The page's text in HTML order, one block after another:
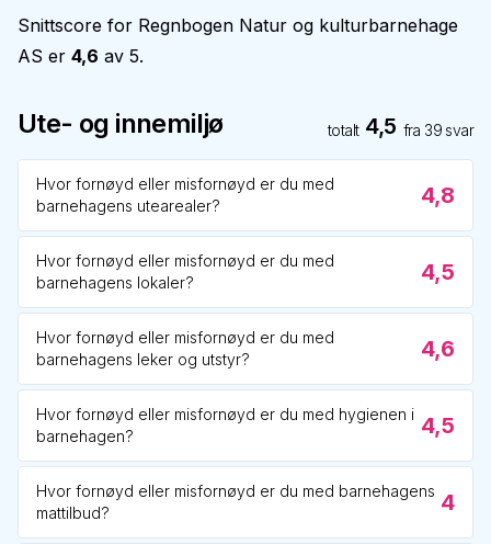
Snittscore for Regnbogen Natur og kulturbarnehage
AS er 4,6 av 5.
Ute- og innemiljø totalt 4,5 fra 39 svar
Hvor fornøyd eller misfornøyd er du med
barnehagens utearealer?
4,8
Hvor fornøyd eller misfornøyd er du med
barnehagens lokaler?
4,5
Hvor fornøyd eller misfornøyd er du med
barnehagens leker og utstyr?
4,6
Hvor fornøyd eller misfornøyd er du med hygienen i
barnehagen?
4,5
Hvor fornøyd eller misfornøyd er du med barnehagens
mattilbud?
4